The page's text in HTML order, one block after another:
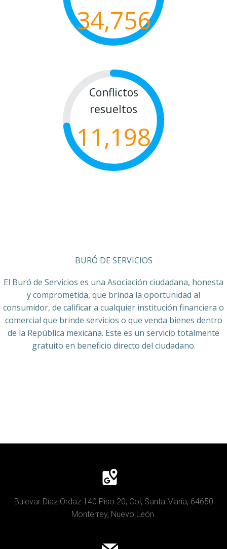
34,756
Conflictos
resueltos
11,198
BURÓ DE SERVICIOS
El Buró de Servicios es una Asociación ciudadana, honesta
y comprometida, que brinda la oportunidad al
consumidor, de calificar a cualquier institución financiera o
comercial que brinde servicios o que venda bienes dentro
de la República mexicana. Este es un servicio totalmente
gratuito en beneficio directo del ciudadano.
Bulevar Díaz Ordaz 140 Piso 20, Col, Santa María, 64650
Monterrey, Nuevo León.